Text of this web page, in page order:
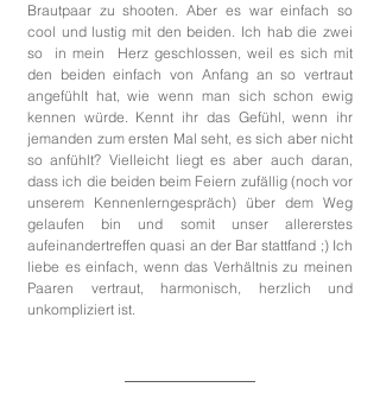
Brautpaar zu shooten. Aber es war einfach so
cool und lustig mit den beiden. Ich hab die zwei
so  in mein  Herz geschlossen, weil es sich mit
den beiden einfach von Anfang an so vertraut
angefühlt hat, wie wenn man sich schon ewig
kennen würde. Kennt ihr das Gefühl, wenn ihr
jemanden zum ersten Mal seht, es sich aber nicht
so anfühlt? Vielleicht liegt es aber auch daran,
dass ich die beiden beim Feiern zufällig (noch vor
unserem Kennenlerngespräch) über dem Weg
gelaufen bin und somit unser allererstes
aufeinandertreffen quasi an der Bar stattfand ;) Ich
liebe es einfach, wenn das Verhältnis zu meinen
Paaren vertraut, harmonisch, herzlich und
unkompliziert ist.